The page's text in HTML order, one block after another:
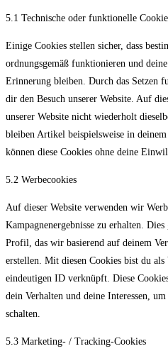
5.1 Technische oder funktionelle
Einige Cookies stellen sicher, dass
ordnungsgemäß funktionieren und
Erinnerung bleiben. Durch das Setzen
dir den Besuch unserer Website. Auf
unserer Website nicht wiederholt
bleiben Artikel beispielsweise in
können diese Cookies ohne deine
5.2 Werbecookies
Auf dieser Website verwenden wir
Kampagnenergebnisse zu erhalten.
Profil, das wir basierend auf deinem
erstellen. Mit diesen Cookies bist du
eindeutigen ID verknüpft. Diese
dein Verhalten und deine Interessen,
schalten.
5.3 Marketing- / Tracking-Cookies